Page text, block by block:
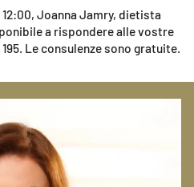
12:00, Joanna Jamry, dietista
a rispondere alle vostre
Le consulenze sono gratuite.